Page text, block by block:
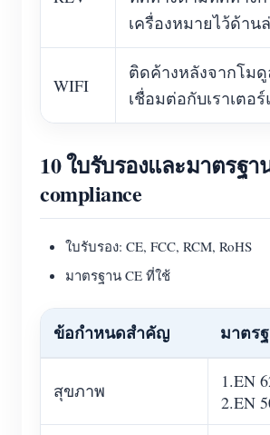
เครื่องหมายไว้ด้าน
WIFI
ติดค้างหลังจากโม
เชื่อมต่อกับเราเตอ
10 ใบรับรองและมาตรฐา
compliance
ใบรับรอง: CE, FCC, RCM, RoHS
มาตรฐาน CE ที่ใช้
ข้อกำหนดสำคัญ มาตร
สุขภาพ
1.EN
2.EN